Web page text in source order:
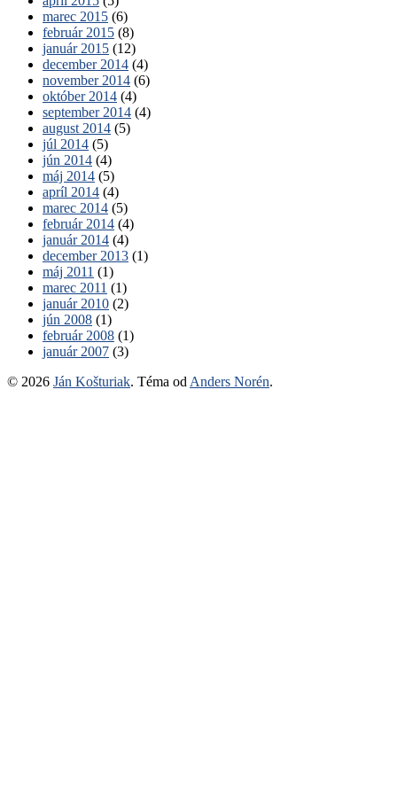
marec 2015 (6)
február 2015 (8)
január 2015 (12)
december 2014 (4)
november 2014 (6)
október 2014 (4)
september 2014 (4)
august 2014 (5)
júl 2014 (5)
jún 2014 (4)
máj 2014 (5)
apríl 2014 (4)
marec 2014 (5)
február 2014 (4)
január 2014 (4)
december 2013 (1)
máj 2011 (1)
marec 2011 (1)
január 2010 (2)
jún 2008 (1)
február 2008 (1)
január 2007 (3)
© 2026 Ján Košturiak. Téma od Anders Norén.